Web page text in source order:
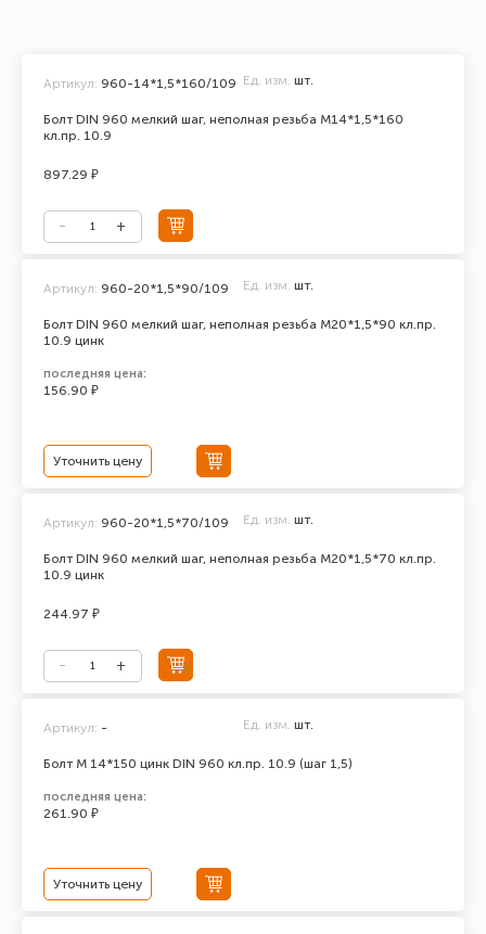
Болт DIN 960 мелкий шаг, неполная резьба М14*1,5*160
кл.пр. 10.9
Артикул: 960-14*1,5*160/109 Ед. изм. шт.
897.29 ₽
Болт DIN 960 мелкий шаг, неполная резьба М20*1,5*90 кл.пр.
10.9 цинк
Артикул: 960-20*1,5*90/109 Ед. изм. шт.
последняя цена:
156.90 ₽
Уточнить цену
Болт DIN 960 мелкий шаг, неполная резьба М20*1,5*70 кл.пр.
10.9 цинк
Артикул: 960-20*1,5*70/109 Ед. изм. шт.
244.97 ₽
Болт М 14*150 цинк DIN 960 кл.пр. 10.9 (шаг 1,5)
Артикул: - Ед. изм. шт.
последняя цена:
261.90 ₽
Уточнить цену